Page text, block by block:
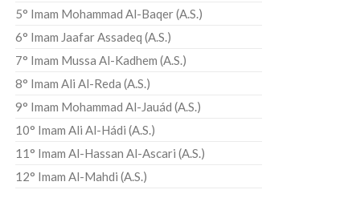
5° Imam Mohammad Al-Baqer (A.S.)
6° Imam Jaafar Assadeq (A.S.)
7° Imam Mussa Al-Kadhem (A.S.)
8° Imam Ali Al-Reda (A.S.)
9° Imam Mohammad Al-Jauád (A.S.)
10° Imam Ali Al-Hádi (A.S.)
11° Imam Al-Hassan Al-Ascari (A.S.)
12° Imam Al-Mahdi (A.S.)